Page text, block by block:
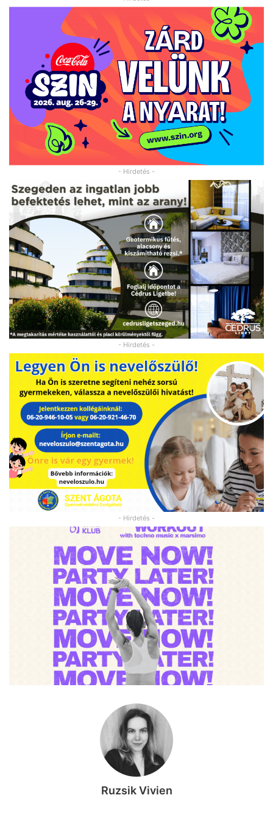
- Hirdetés -
- Hirdetés -
- Hirdetés -
Ruzsik Vivien